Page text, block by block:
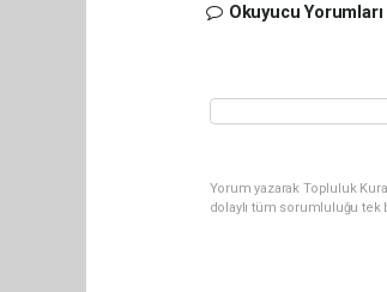
Okuyucu Yorumları
Yorum yazarak Topluluk
dolaylı tüm sorumluluğu